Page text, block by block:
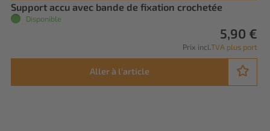
Support accu avec bande de fixation crochetée
Disponible
5,90 €
Prix incl. TVA plus port
Aller à l'article